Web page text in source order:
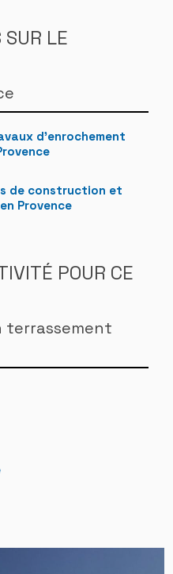
SUR LE
d'enrochement
de construction et
Provence
POUR CE
terrassement